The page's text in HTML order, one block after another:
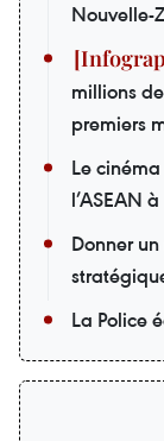
Nouvelle-
millions
premiers
Le
l’ASEAN
Donner
La Police